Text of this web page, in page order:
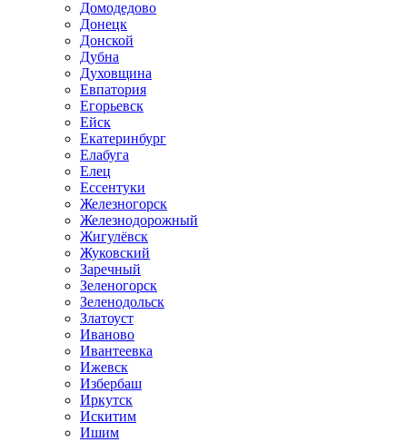
Домодедово
Донецк
Донской
Дубна
Духовщина
Евпатория
Егорьевск
Ейск
Екатеринбург
Елабуга
Елец
Ессентуки
Железногорск
Железнодорожный
Жигулёвск
Жуковский
Заречный
Зеленогорск
Зеленодольск
Златоуст
Иваново
Ивантеевка
Ижевск
Избербаш
Иркутск
Искитим
Ишим